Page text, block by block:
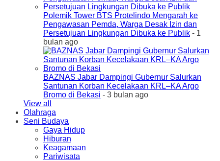
Polemik Tower BTS Protelindo Mengarah ke
Pengawasan Pemda, Warga Desak Izin dan
Persetujuan Lingkungan Dibuka ke Publik - 1
bulan ago
BAZNAS Jabar Dampingi Gubernur Salurkan
Santunan Korban Kecelakaan KRL–KA Argo
Bromo di Bekasi - 3 bulan ago
View all
Olahraga
Seni Budaya
Gaya Hidup
Hiburan
Keagamaan
Pariwisata